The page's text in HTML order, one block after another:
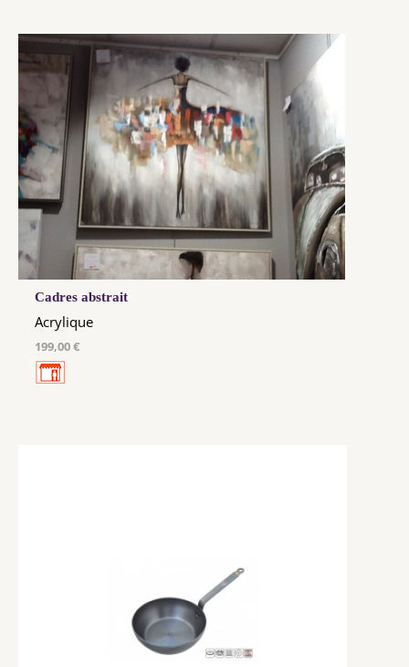
Cadres abstrait
Acrylique
199,00 €